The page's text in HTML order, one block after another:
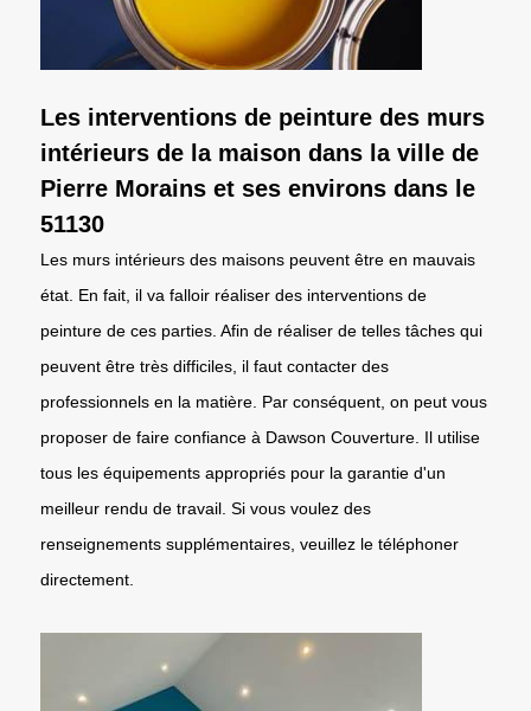
Les interventions de peinture des murs
intérieurs de la maison dans la ville de
Pierre Morains et ses environs dans le
51130
Les murs intérieurs des maisons peuvent être en mauvais
état. En fait, il va falloir réaliser des interventions de
peinture de ces parties. Afin de réaliser de telles tâches qui
peuvent être très difficiles, il faut contacter des
professionnels en la matière. Par conséquent, on peut vous
proposer de faire confiance à Dawson Couverture. Il utilise
tous les équipements appropriés pour la garantie d'un
meilleur rendu de travail. Si vous voulez des
renseignements supplémentaires, veuillez le téléphoner
directement.